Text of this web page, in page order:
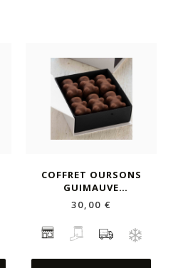
COFFRET OURSONS
GUIMAUVE
CHOCOLAT LAIT (12
PIÈCES)
30,00 €